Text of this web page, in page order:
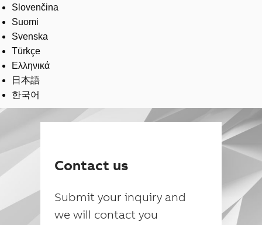
Slovenčina
Suomi
Svenska
Türkçe
Ελληνικά
日本語
한국어
Contact us
Submit your inquiry and
we will contact you